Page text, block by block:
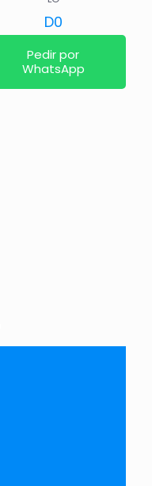
D0
Pedir por
WhatsApp